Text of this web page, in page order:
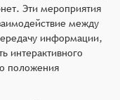
Эти мероприятия
между
информации,
интерактивного
положения